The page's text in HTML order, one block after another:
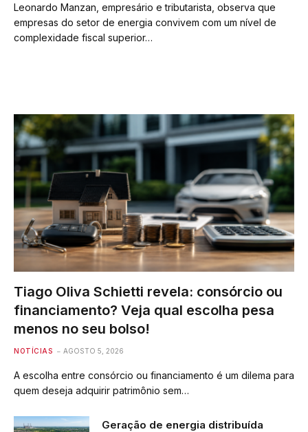
Leonardo Manzan, empresário e tributarista, observa que
empresas do setor de energia convivem com um nível de
complexidade fiscal superior…
Tiago Oliva Schietti revela: consórcio ou
financiamento? Veja qual escolha pesa
menos no seu bolso!
NOTÍCIAS AGOSTO 5, 2026
A escolha entre consórcio ou financiamento é um dilema para
quem deseja adquirir patrimônio sem…
Geração de energia distribuída